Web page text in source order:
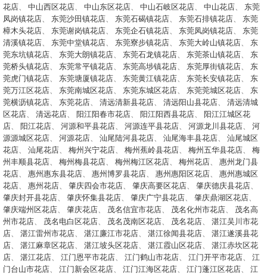
花店、 中山西区花店、 中山东区花店、 中山石岐区花店、 中山花店、 东莞
凤岗镇花店、 东莞沙田镇花店、 东莞石碣镇花店、 东莞石排镇花店、 东莞
樟木头花店、 东莞谢岗镇花店、 东莞企石镇花店、 东莞凤岗镇花店、 东莞
清溪镇花店、 东莞中堂镇花店、 东莞寮步镇花店、 东莞大岭山镇花店、 东
莞东坑镇花店、 东莞大朗镇花店、 东莞石龙镇花店、 东莞茶山镇花店、 东
莞桥头镇花店、 东莞常平镇花店、 东莞高埗镇花店、 东莞厚街镇花店、 东
莞虎门镇花店、 东莞塘厦镇花店、 东莞黄江镇花店、 东莞长安镇花店、 东
莞万江区花店、 东莞南城区花店、 东莞东城区花店、 东莞莞城区花店、 东
莞横沥镇花店、 东莞花店、 清远清新县花店、 清远阳山县花店、 清远清城
区花店、 清远花店、 阳江阳春市花店、 阳江阳西县花店、 阳江江城区花
店、 阳江花店、 河源和平县花店、 河源连平县花店、 河源龙川县花店、 河
源源城区花店、 河源花店、 汕尾陆河县花店、 汕尾海丰县花店、 汕尾城区
花店、 汕尾花店、 梅州兴宁花店、 梅州蕉岭县花店、 梅州五华县花店、 梅
州丰顺县花店、 梅州梅县花店、 梅州梅江区花店、 梅州花店、 惠州龙门县
花店、 惠州惠东县花店、 惠州博罗县花店、 惠州惠阳区花店、 惠州惠城区
花店、 惠州花店、 肇庆四会市花店、 肇庆高要区花店、 肇庆德庆县花店、
肇庆封开县花店、 肇庆怀集县花店、 肇庆广宁县花店、 肇庆鼎湖区花店、
肇庆端州区花店、 肇庆花店、 茂名信宜市花店、 茂名化州市花店、 茂名高
州市花店、 茂名电白区花店、 茂名茂南区花店、 茂名花店、 湛江吴川市花
店、 湛江雷州市花店、 湛江廉江市花店、 湛江徐闻县花店、 湛江遂溪县花
店、 湛江麻章区花店、 湛江坡头区花店、 湛江霞山区花店、 湛江赤坎区花
店、 湛江花店、 江门恩平市花店、 江门鹤山市花店、 江门开平市花店、 江
门台山市花店、 江门新会区花店、 江门江海区花店、 江门蓬江区花店、 江